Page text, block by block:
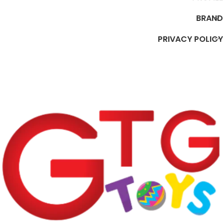
BRAND
PRIVACY POLICY